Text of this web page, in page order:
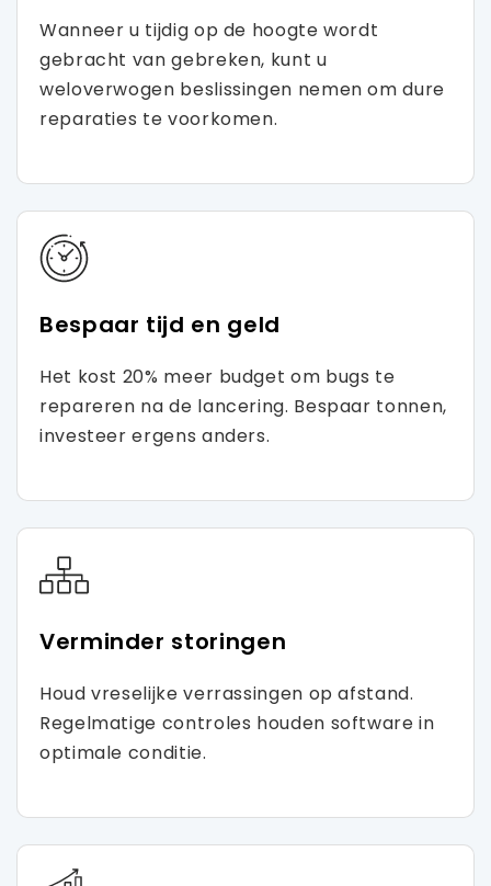
Wanneer u tijdig op de hoogte wordt
gebracht van gebreken, kunt u
weloverwogen beslissingen nemen om dure
reparaties te voorkomen.
Bespaar tijd en geld
Het kost 20% meer budget om bugs te
repareren na de lancering. Bespaar tonnen,
investeer ergens anders.
Verminder storingen
Houd vreselijke verrassingen op afstand.
Regelmatige controles houden software in
optimale conditie.